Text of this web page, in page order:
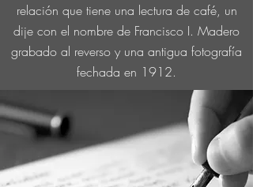
relación que tiene una lectura de café, un
dije con el nombre de Francisco I. Madero
grabado al reverso y una antigua fotografía
fechada en 1912.